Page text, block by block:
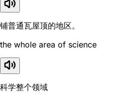
铺普通瓦屋顶的地区。
the whole area of science
科学整个领域